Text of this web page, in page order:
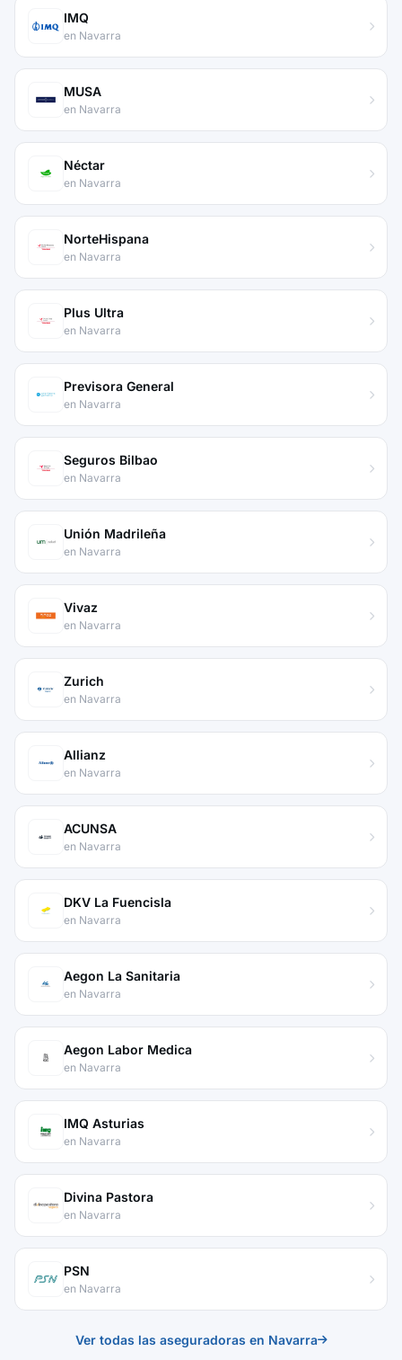
IMQ
en Navarra
MUSA
en Navarra
Néctar
en Navarra
NorteHispana
en Navarra
Plus Ultra
en Navarra
Previsora General
en Navarra
Seguros Bilbao
en Navarra
Unión Madrileña
en Navarra
Vivaz
en Navarra
Zurich
en Navarra
Allianz
en Navarra
ACUNSA
en Navarra
DKV La Fuencisla
en Navarra
Aegon La Sanitaria
en Navarra
Aegon Labor Medica
en Navarra
IMQ Asturias
en Navarra
Divina Pastora
en Navarra
PSN
en Navarra
Ver todas las aseguradoras en Navarra